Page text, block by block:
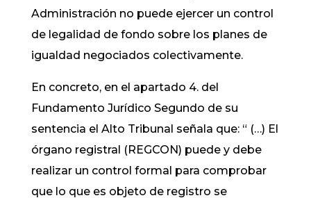
Administración no puede ejercer un control
de legalidad de fondo sobre los planes de
igualdad negociados colectivamente.
En concreto, en el apartado 4. del
Fundamento Jurídico Segundo de su
sentencia el Alto Tribunal señala que: “ (…) El
órgano registral (REGCON) puede y debe
realizar un control formal para comprobar
que lo que es objeto de registro se